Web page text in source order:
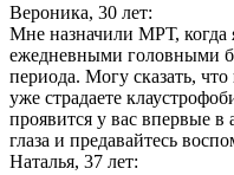
Вероника, 30 лет:
Мне назначили МРТ, когда
ежедневными головными
периода. Могу сказать,
уже страдаете
проявится у вас впервые в
глаза и предавайтесь
Наталья, 37 лет: